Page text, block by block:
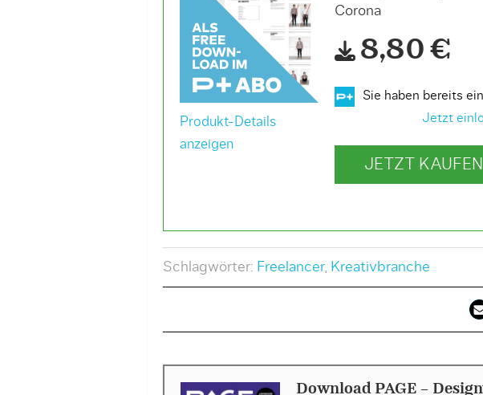
Produkt-Details
anzeigen
Corona
8,80 €
Sie haben bereits
Jetzt
JETZT
Schlagwörter: Freelancer, Kreativbranche
Download PAGE -